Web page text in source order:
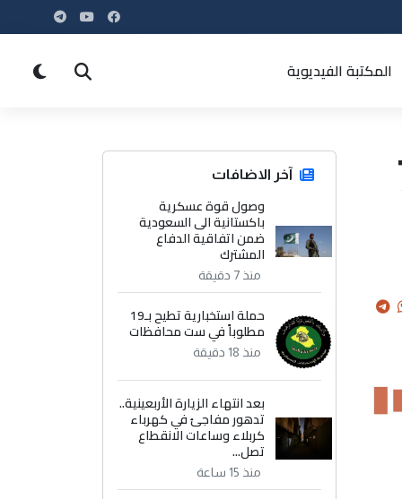
المكتبة الفيديوية
7 آخر الاضافات
وصول قوة عسكرية
باكستانية الى السعودية
ضمن اتفاقية الدفاع
المشترك
منذ 7 دقيقة
حملة استخبارية تطيح بـ19
مطلوباً في ست محافظات
منذ 18 دقيقة
بعد انتهاء الزيارة الأربعينية..
تدهور مفاجئ في كهرباء
كربلاء وساعات الانقطاع
تصل...
منذ 15 ساعة